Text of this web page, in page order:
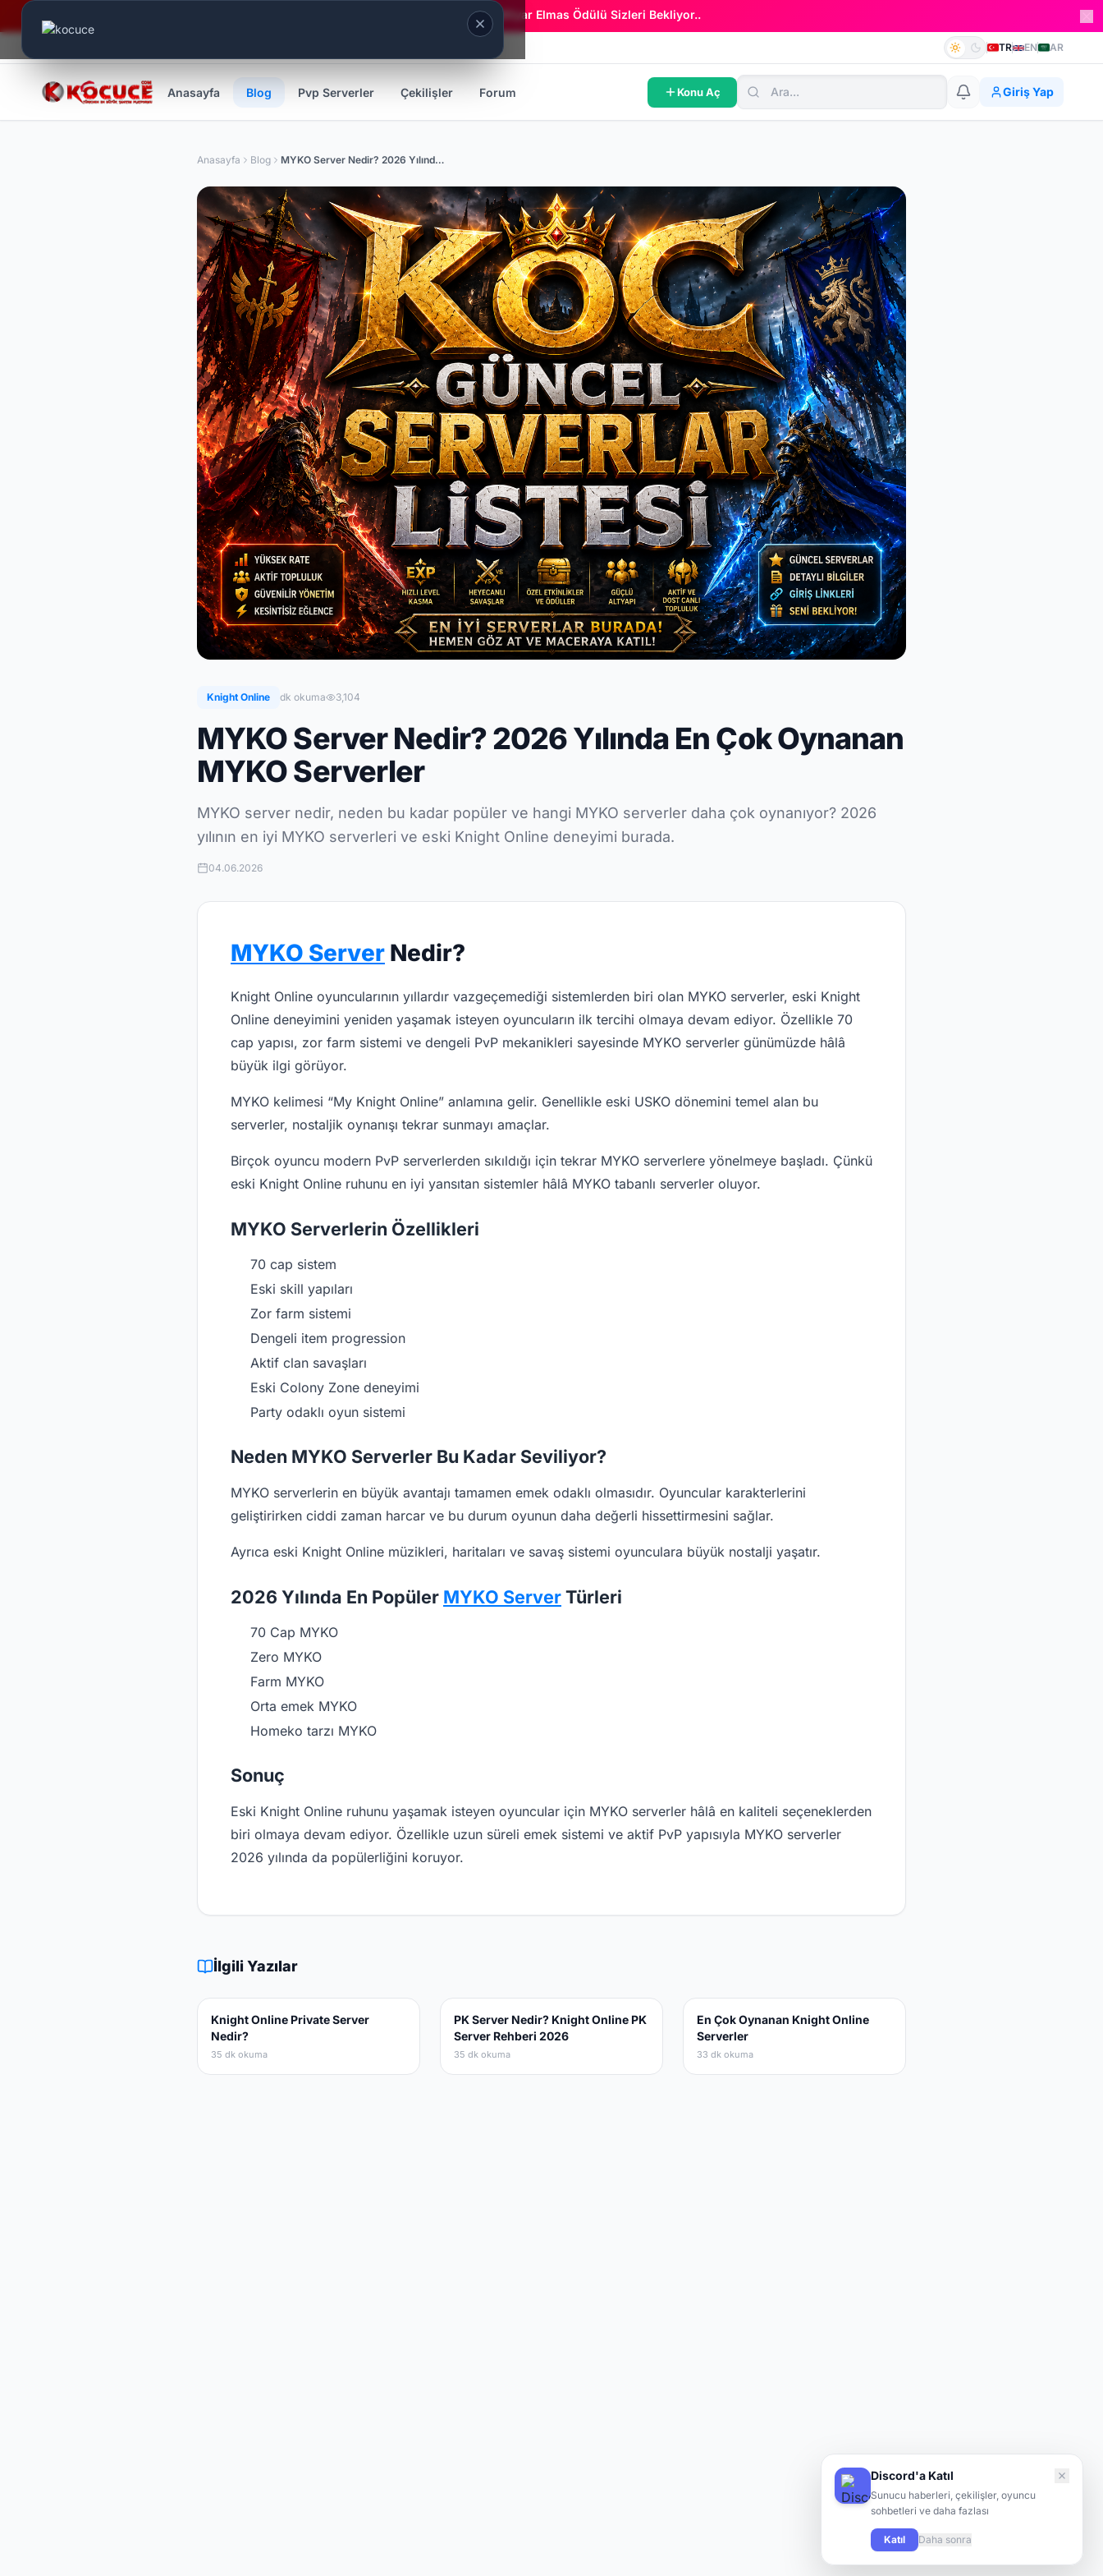
Era Online - 2 Milyar Elmas Ödülü Sizleri Bekliyor..
TR EN AR
Anasayfa Blog Pvp Serverler Çekilişler Forum Konu Aç Giriş Yap
Anasayfa Blog MYKO Server Nedir? 2026 Yılında En Çok Oynanan MYKO Serverler
Knight Online dk okuma 3,104
MYKO Server Nedir? 2026 Yılında En Çok Oynanan
MYKO Serverler
MYKO server nedir, neden bu kadar popüler ve hangi MYKO serverler daha çok oynanıyor? 2026
yılının en iyi MYKO serverleri ve eski Knight Online deneyimi burada.
04.06.2026
MYKO Server Nedir?
Knight Online oyuncularının yıllardır vazgeçemediği sistemlerden biri olan MYKO serverler, eski Knight
Online deneyimini yeniden yaşamak isteyen oyuncuların ilk tercihi olmaya devam ediyor. Özellikle 70
cap yapısı, zor farm sistemi ve dengeli PvP mekanikleri sayesinde MYKO serverler günümüzde hâlâ
büyük ilgi görüyor.
MYKO kelimesi “My Knight Online” anlamına gelir. Genellikle eski USKO dönemini temel alan bu
serverler, nostaljik oynanışı tekrar sunmayı amaçlar.
Birçok oyuncu modern PvP serverlerden sıkıldığı için tekrar MYKO serverlere yönelmeye başladı. Çünkü
eski Knight Online ruhunu en iyi yansıtan sistemler hâlâ MYKO tabanlı serverler oluyor.
MYKO Serverlerin Özellikleri
70 cap sistem
Eski skill yapıları
Zor farm sistemi
Dengeli item progression
Aktif clan savaşları
Eski Colony Zone deneyimi
Party odaklı oyun sistemi
Neden MYKO Serverler Bu Kadar Seviliyor?
MYKO serverlerin en büyük avantajı tamamen emek odaklı olmasıdır. Oyuncular karakterlerini
geliştirirken ciddi zaman harcar ve bu durum oyunun daha değerli hissettirmesini sağlar.
Ayrıca eski Knight Online müzikleri, haritaları ve savaş sistemi oyunculara büyük nostalji yaşatır.
2026 Yılında En Popüler MYKO ServerTürleri
70 Cap MYKO
Zero MYKO
Farm MYKO
Orta emek MYKO
Homeko tarzı MYKO
Sonuç
Eski Knight Online ruhunu yaşamak isteyen oyuncular için MYKO serverler hâlâ en kaliteli seçeneklerden
biri olmaya devam ediyor. Özellikle uzun süreli emek sistemi ve aktif PvP yapısıyla MYKO serverler
2026 yılında da popülerliğini koruyor.
İlgili Yazılar
Knight Online Private Server
Nedir?
35 dk okuma
PK Server Nedir? Knight Online PK
Server Rehberi 2026
35 dk okuma
En Çok Oynanan Knight Online
Serverler
33 dk okuma
Discord'a Katıl
Sunucu haberleri, çekilişler, oyuncu
sohbetleri ve daha fazlası
Katıl Daha sonra